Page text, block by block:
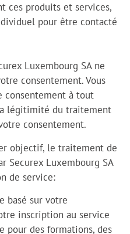
ces produits et services,
pour être contacté
Luxembourg SA ne
consentement. Vous
à tout
légitimité du traitement
consentement.
objectif, le traitement de
Securex Luxembourg SA
de service:
basé sur votre
inscription au service
pour des formations, des